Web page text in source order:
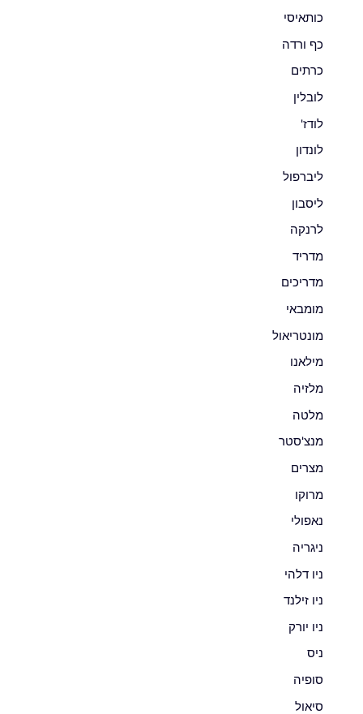
כותאיסי
כף ורדה
כרתים
לובלין
לודז'
לונדון
ליברפול
ליסבון
לרנקה
מדריד
מדריכים
מומבאי
מונטריאול
מילאנו
מלזיה
מלטה
מנצ'סטר
מצרים
מרוקו
נאפולי
ניגריה
ניו דלהי
ניו זילנד
ניו יורק
ניס
סופיה
סיאול